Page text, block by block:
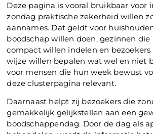
Deze pagina is vooral bruikbaar voor
zondag praktische zekerheid willen
aannames. Dat geldt voor
boodschap willen doen, gezinnen die
compact willen indelen en
wijze willen bepalen wat wel en niet
voor mensen die hun week bewust
deze clusterpagina relevant.
Daarnaast helpt zij bezoekers die
gemakkelijk gelijkstellen aan een
boodschappendag. Door de dag als